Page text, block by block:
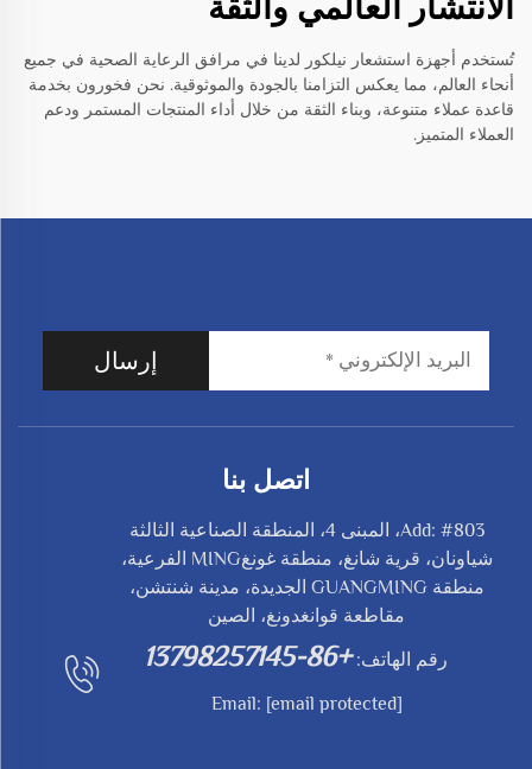
الانتشار العالمي والثقة
تُستخدم أجهزة استشعار نيلكور لدينا في مرافق الرعاية الصحية في جميع
أنحاء العالم، مما يعكس التزامنا بالجودة والموثوقية. نحن فخورون بخدمة
قاعدة عملاء متنوعة، وبناء الثقة من خلال أداء المنتجات المستمر ودعم
العملاء المتميز.
إرسال
اتصل بنا
Add: #803، المبنى 4، المنطقة الصناعية الثالثة
شياونان، قرية شانغ، منطقة غونغMING الفرعية،
منطقة GUANGMING الجديدة، مدينة شنتشن،
مقاطعة قوانغدونغ، الصين
رقم الهاتف: +86-13798257145
Email: [email protected]